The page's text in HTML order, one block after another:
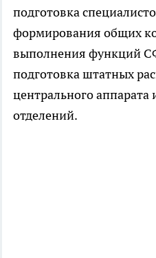
подготовка
формирования общих
выполнения функций
подготовка штатных
центрального аппарата
отделений.